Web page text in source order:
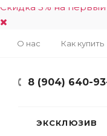
Скидка 5% на
О нас Как купить
8 (904) 640-
ЭКСКЛЮЗИВ